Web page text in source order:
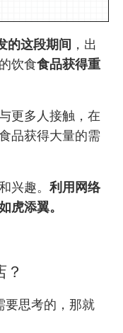
的这段期间 ，出
饮食食品获得重
更多人接触，在
品获得大量的需
兴趣。 利用网络
虎添翼。
？
要思考的，那就